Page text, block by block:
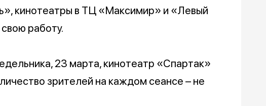
кинотеатры в ТЦ «Максимир» и «Левый
работу.
23 марта, кинотеатр «Спартак»
зрителей на каждом сеансе – не